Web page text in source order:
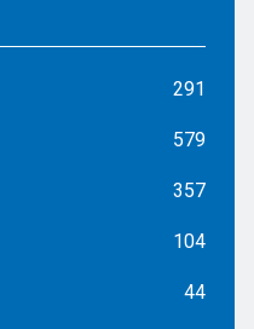
291
579
357
104
44